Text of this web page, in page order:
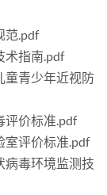
范.pdf
术指南.pdf
童青少年近视防
评价标准.pdf
室评价标准.pdf
病毒环境监测技